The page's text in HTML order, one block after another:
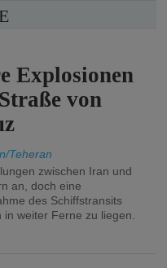
Explosionen
von
Teheran
zwischen Iran und
an, doch eine
des Schiffstransits
in weiter Ferne zu liegen.